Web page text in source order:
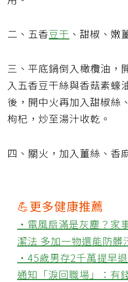
二、五香豆干 、甜椒、嫩
三、平底鍋倒入橄欖油，
入五香豆干絲與香菇素蠔
後，開中火再加入甜椒絲
枸杞，炒至湯汁收乾。
四、關火，加入薑絲、香
💪更多健康推薦
‧電風扇滿是灰塵？家
潔法 多加一物還能防髒
‧45歲男存2千萬提早
通知「淚回職場」：有